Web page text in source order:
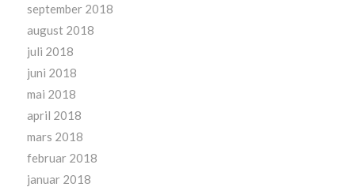
september 2018
august 2018
juli 2018
juni 2018
mai 2018
april 2018
mars 2018
februar 2018
januar 2018